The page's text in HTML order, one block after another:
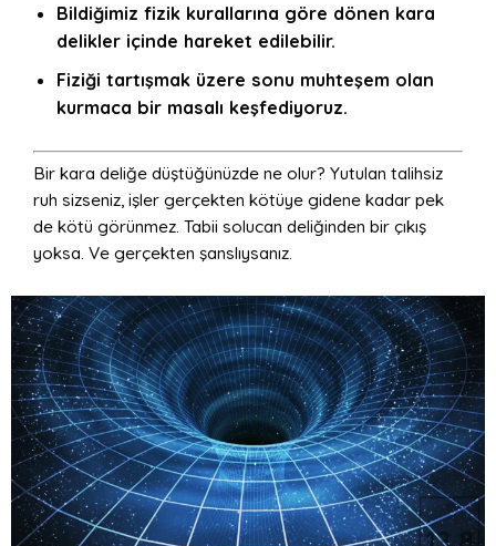
Bildiğimiz fizik kurallarına göre dönen kara
delikler içinde hareket edilebilir.
Fiziği tartışmak üzere sonu muhteşem olan
kurmaca bir masalı keşfediyoruz.
Bir kara deliğe düştüğünüzde ne olur? Yutulan talihsiz
ruh sizseniz, işler gerçekten kötüye gidene kadar pek
de kötü görünmez. Tabii solucan deliğinden bir çıkış
yoksa. Ve gerçekten şanslıysanız.